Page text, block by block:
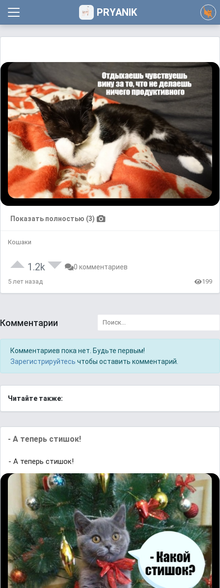
PRYANIK
Показать полностью (3)
Кошаки
1.2k 0 комментариев
5 лет назад 199
Комментарии
Комментариев пока нет. Будьте первым!
Зарегистрируйтесь чтобы оставить комментарий.
Читайте также:
- А теперь стишок!
- А теперь стишок!